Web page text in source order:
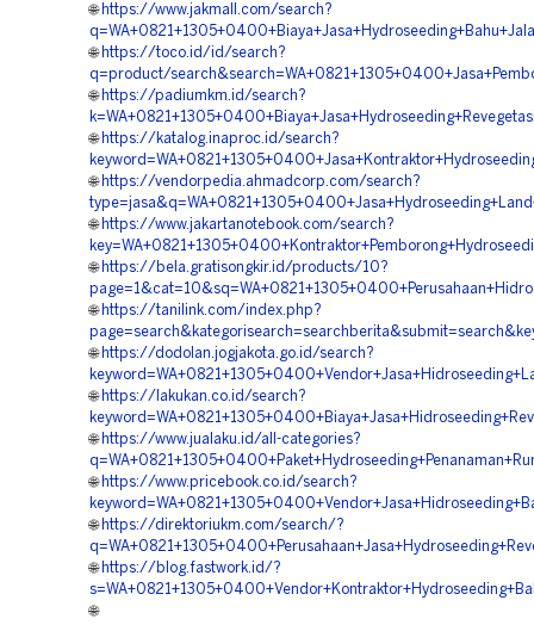
🌐 https://www.jakmall.com/search?
🌐 https://toco.id/id/search?
q=product/
🌐 https://padiumkm.id/search?
🌐 https://katalog.inaproc.id/search?
🌐 https://vendorpedia.ahmadcorp.com/search?
🌐 https://www.jakartanotebook.com/search?
🌐 https://bela.gratisongkir.id/products/10?
🌐 https://tanilink.com/index.php?
🌐 https://dodolan.jogjakota.go.id/search?
🌐 https://lakukan.co.id/search?
🌐 https://www.jualaku.id/all-categories?
🌐 https://www.pricebook.co.id/search?
🌐 https://direktoriukm.com/search/?
🌐 https://blog.fastwork.id/?
🌐